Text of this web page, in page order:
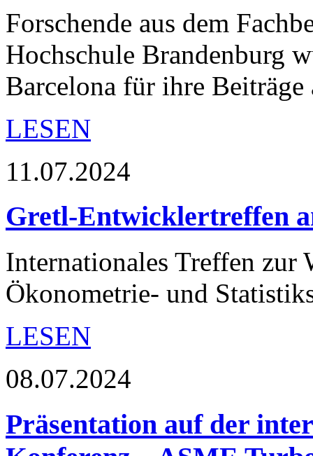
Forschende aus dem
Hochschule Brandenburg
Barcelona für ihre Beiträge
LESEN
11.07.2024
Gretl-Entwicklertreffen
Internationales Treffen zur
Ökonometrie- und
LESEN
08.07.2024
Präsentation auf der